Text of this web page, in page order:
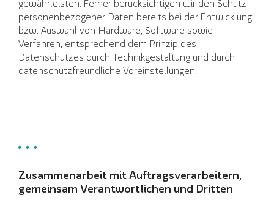
gewährleisten. Ferner berücksichtigen wir den Schutz
personenbezogener Daten bereits bei der Entwicklung,
bzw. Auswahl von Hardware, Software sowie
Verfahren, entsprechend dem Prinzip des
Datenschutzes durch Technikgestaltung und durch
datenschutzfreundliche Voreinstellungen.
Zusammenarbeit mit Auftragsverarbeitern,
gemeinsam Verantwortlichen und Dritten